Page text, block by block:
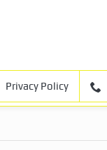
Privacy Policy